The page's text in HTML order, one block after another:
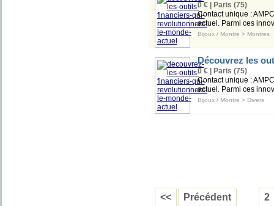
0 € | Paris (75)
Contact unique :
actuel. Parmi ces
Bijoux / Montre > Montres
Découvrez les
0 € | Paris (75)
Contact unique :
actuel. Parmi ces
Bijoux / Montre > Divers
<< Précédent 2